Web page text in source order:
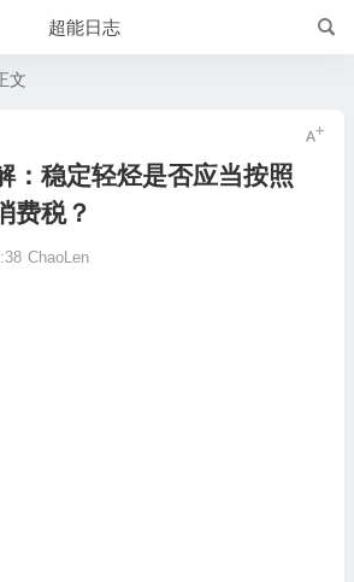
超能日志
文
：稳定轻烃是否应当按照
费税？
ChaoLen